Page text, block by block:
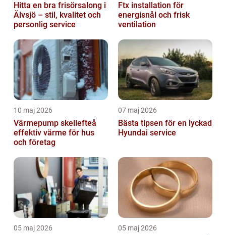
Hitta en bra frisörsalong i
Älvsjö – stil, kvalitet och
personlig service
Ftx installation för
energisnål och frisk
ventilation
10 maj 2026
Värmepump skellefteå
effektiv värme för hus
och företag
07 maj 2026
Bästa tipsen för en lyckad
Hyundai service
05 maj 2026 05 maj 2026